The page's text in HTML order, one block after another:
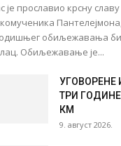
је прославио крсну
обиљежавања
Обиљежавање је...
УГОВОРЕНЕ
ТРИ
КМ
9. август 2026.